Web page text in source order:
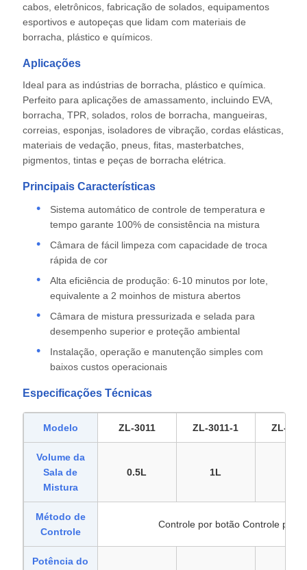
cabos, eletrônicos, fabricação de solados, equipamentos
esportivos e autopeças que lidam com materiais de
borracha, plástico e químicos.
Aplicações
Ideal para as indústrias de borracha, plástico e química.
Perfeito para aplicações de amassamento, incluindo EVA,
borracha, TPR, solados, rolos de borracha, mangueiras,
correias, esponjas, isoladores de vibração, cordas elásticas,
materiais de vedação, pneus, fitas, masterbatches,
pigmentos, tintas e peças de borracha elétrica.
Principais Características
Sistema automático de controle de temperatura e
tempo garante 100% de consistência na mistura
Câmara de fácil limpeza com capacidade de troca
rápida de cor
Alta eficiência de produção: 6-10 minutos por lote,
equivalente a 2 moinhos de mistura abertos
Câmara de mistura pressurizada e selada para
desempenho superior e proteção ambiental
Instalação, operação e manutenção simples com
baixos custos operacionais
Especificações Técnicas
Modelo ZL-3011 ZL-3011-1 ZL-
Volume da
Sala de
Mistura
0.5L 1L
Método de
Controle
Controle por botão Controle por
Potência do